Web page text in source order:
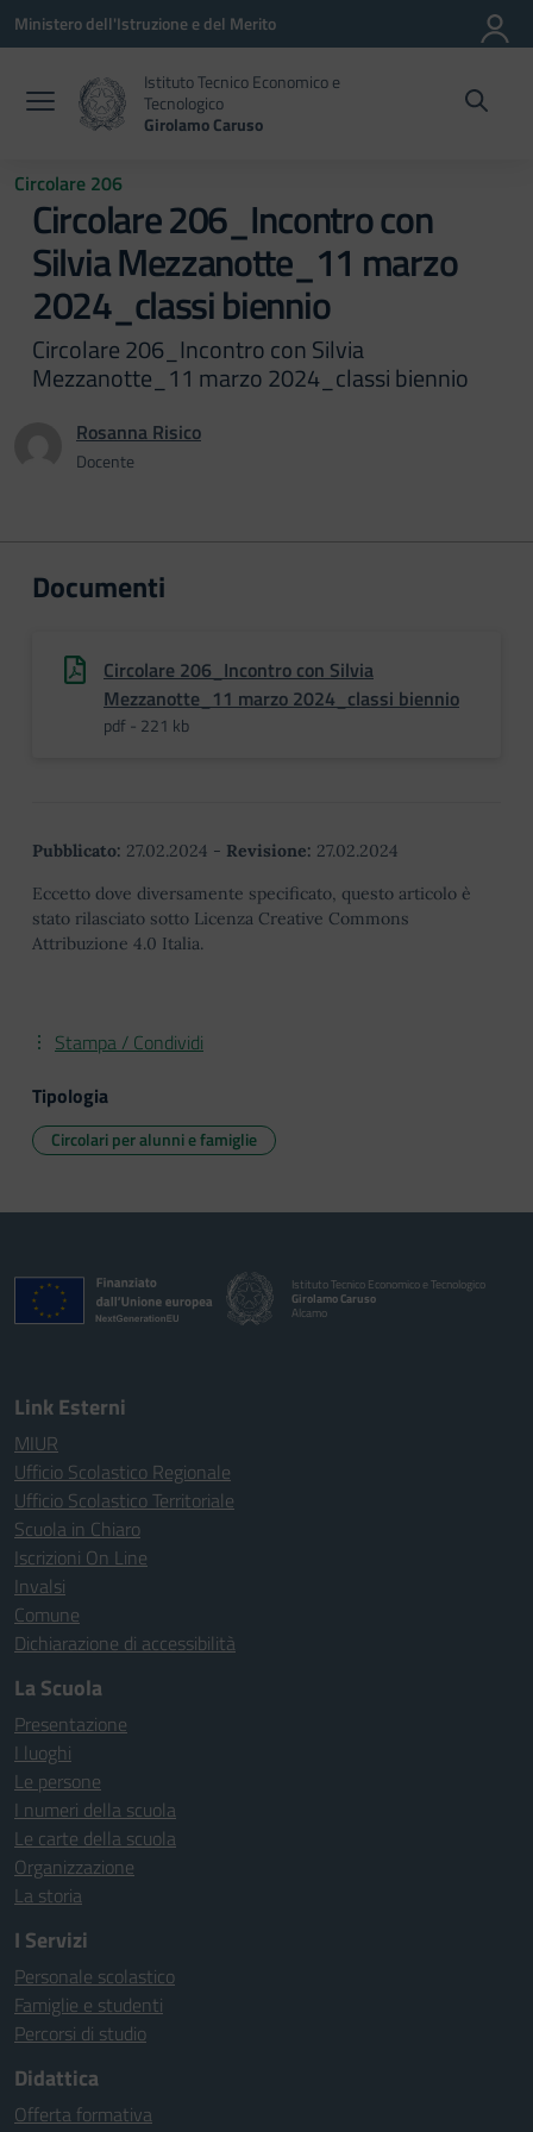
Vai ai contenuti
Vai al menu di navigazione
Vai al footer
Ministero dell'Istruzione e del Merito
Istituto Tecnico Economico e
Tecnologico
Girolamo Caruso
Circolare 206
Circolare 206_Incontro con
Silvia Mezzanotte_11 marzo
2024_classi biennio
Circolare 206_Incontro con Silvia
Mezzanotte_11 marzo 2024_classi biennio
Rosanna Risico
Docente
Documenti
Circolare 206_Incontro con Silvia
Mezzanotte_11 marzo 2024_classi biennio
pdf - 221 kb
Pubblicato: 27.02.2024 - Revisione: 27.02.2024
Eccetto dove diversamente specificato, questo articolo è
stato rilasciato sotto Licenza Creative Commons
Attribuzione 4.0 Italia.
Stampa / Condividi
Tipologia
Circolari per alunni e famiglie
Istituto Tecnico Economico e Tecnologico
Girolamo Caruso
Alcamo
Link Esterni
MIUR
Ufficio Scolastico Regionale
Ufficio Scolastico Territoriale
Scuola in Chiaro
Iscrizioni On Line
Invalsi
Comune
Dichiarazione di accessibilità
La Scuola
Presentazione
I luoghi
Le persone
I numeri della scuola
Le carte della scuola
Organizzazione
La storia
I Servizi
Personale scolastico
Famiglie e studenti
Percorsi di studio
Didattica
Offerta formativa